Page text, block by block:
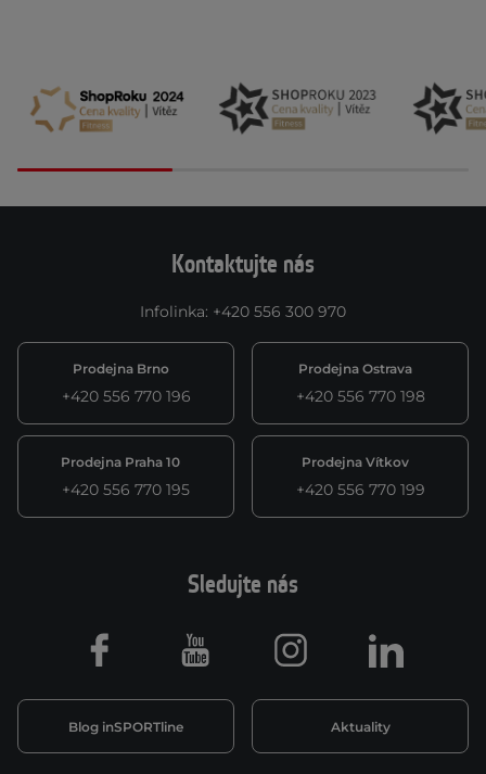
Kontaktujte nás
Infolinka: +420 556 300 970
Prodejna Brno
+420 556 770 196
Prodejna Ostrava
+420 556 770 198
Prodejna Praha 10
+420 556 770 195
Prodejna Vítkov
+420 556 770 199
Sledujte nás
Blog inSPORTline Aktuality
Facebook Youtube Instagram LinkedIn